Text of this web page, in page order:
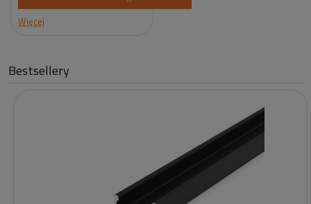
Więcej
Bestsellery